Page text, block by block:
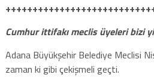
Cumhur ittifakı meclis üyeleri bizi
Adana Büyükşehir Belediye Meclisi
zaman ki gibi çekişmeli geçti.